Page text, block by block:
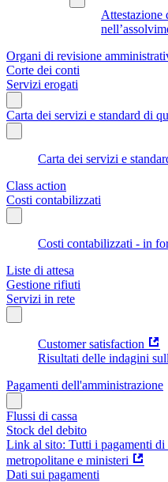
Attestazione
Organi di revisione
Corte dei conti
Servizi erogati
Carta dei servizi e standard di
Carta dei servizi e
Class action
Costi contabilizzati
Costi contabilizzati - in
Liste di attesa
Gestione rifiuti
Servizi in rete
Customer satisfaction
Risultati delle indagini
Pagamenti dell'amministrazione
Flussi di cassa
Stock del debito
Link al sito: Tutti i pagamenti
metropolitane e ministeri
Dati sui pagamenti